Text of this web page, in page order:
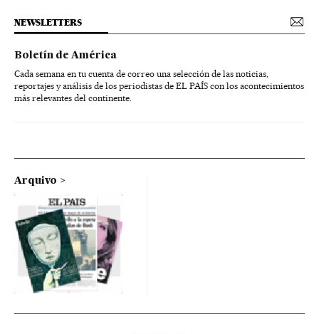
NEWSLETTERS
Boletín de América
Cada semana en tu cuenta de correo una selección de las noticias,
reportajes y análisis de los periodistas de EL PAÍS con los acontecimientos
más relevantes del continente.
Arquivo